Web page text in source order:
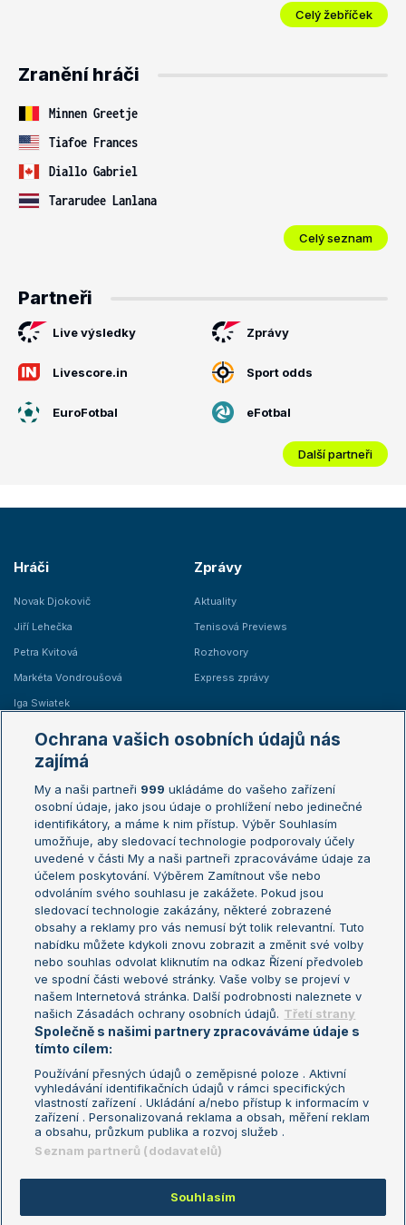
Celý žebříček
Zranění hráči
Minnen Greetje
Tiafoe Frances
Diallo Gabriel
Tararudee Lanlana
Celý seznam
Partneři
Live výsledky Zprávy
Livescore.in Sport odds
EuroFotbal eFotbal
Další partneři
Hráči
Novak Djokovič
Jiří Lehečka
Petra Kvitová
Markéta Vondroušová
Iga Swiatek
Zprávy
Aktuality
Tenisová Previews
Rozhovory
Express zprávy
Žebříčky
Žebříček ATP (muži)
Žebříček WTA (ženy)
Sázkařský žebříček
Australian Open
French Open
Wimbledon
US Open
Turnaj mistrů
Turnaj mistryň
Aktualní trendy
Fotbalové přestupy
Livesport Daily
LS Prague Open
Podmínky užití
Nastavení soukromí
GDPR a žurnalistika
Reklama
Kontakt
Informace o zpracování osobních
údajů
Copyright © 2008-2026 TenisPortal.cz. Využíváme zpravodajství ČTK.
Ochrana vašich osobních údajů nás
zajímá
My a naši partneři 999 ukládáme do vašeho zařízení
osobní údaje, jako jsou údaje o prohlížení nebo jedinečné
identifikátory, a máme k nim přístup. Výběr Souhlasím
umožňuje, aby sledovací technologie podporovaly účely
uvedené v části My a naši partneři zpracováváme údaje za
účelem poskytování. Výběrem Zamítnout vše nebo
odvoláním svého souhlasu je zakážete. Pokud jsou
sledovací technologie zakázány, některé zobrazené
obsahy a reklamy pro vás nemusí být tolik relevantní. Tuto
nabídku můžete kdykoli znovu zobrazit a změnit své volby
nebo souhlas odvolat kliknutím na odkaz Řízení předvoleb
ve spodní části webové stránky. Vaše volby se projeví v
našem Internetová stránka. Další podrobnosti naleznete v
našich Zásadách ochrany osobních údajů. Třetí strany
Společně s našimi partnery zpracováváme údaje s
tímto cílem:
Používání přesných údajů o zeměpisné poloze . Aktivní
vyhledávání identifikačních údajů v rámci specifických
vlastností zařízení . Ukládání a/nebo přístup k informacím v
zařízení . Personalizovaná reklama a obsah, měření reklam
a obsahu, průzkum publika a rozvoj služeb .
Seznam partnerů (dodavatelů)
Souhlasím